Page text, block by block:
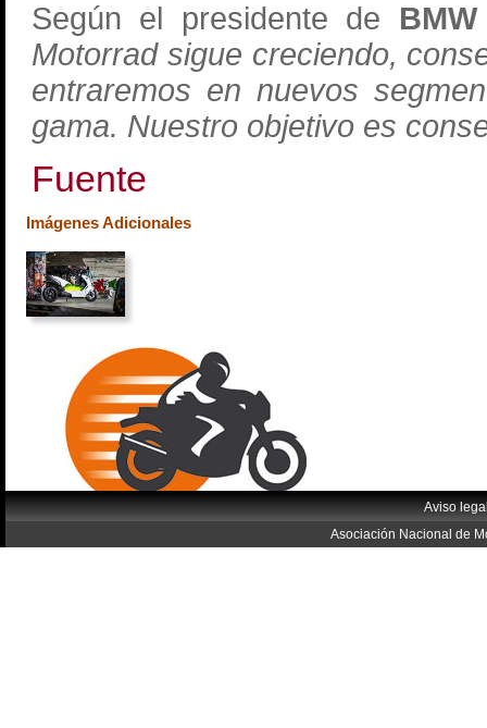
Según el presidente de
Motorrad sigue creciendo,
entraremos en nuevos
gama. Nuestro objetivo es
Fuente
Imágenes Adicionales
Aviso
Asociación Nacional de